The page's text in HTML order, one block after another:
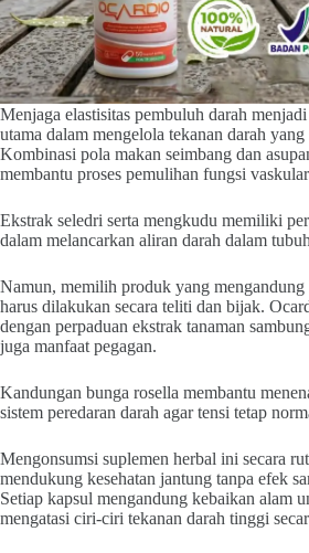
Menjaga elastisitas pembuluh darah
utama dalam mengelola tekanan darah yang
Kombinasi pola makan seimbang dan
membantu proses pemulihan fungsi
Ekstrak seledri serta mengkudu memiliki
dalam melancarkan aliran darah dalam
Namun, memilih produk yang mengandung
harus dilakukan secara teliti dan bijak.
dengan perpaduan ekstrak tanaman
juga manfaat pegagan.
Kandungan bunga rosella membantu
sistem peredaran darah agar tensi tetap
Mengonsumsi suplemen herbal ini secara
mendukung kesehatan jantung tanpa efek
Setiap kapsul mengandung kebaikan alam
mengatasi ciri-ciri tekanan darah tinggi